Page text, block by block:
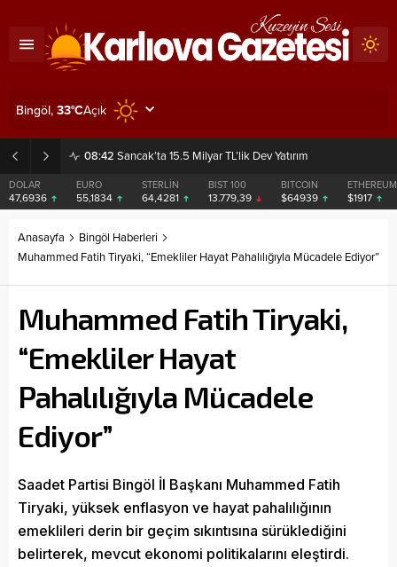
08:42 Sancak’ta 15.5 Milyar TL’lik Dev Yatırım
DOLAR
47,6936
EURO
55,1834
STERLİN
64,4281
BIST 100
13.779,39
BITCOIN
$64939
ETHEREUM
$1917
Bingöl, 33°CAçık
Anasayfa
Bingöl Haberleri
Muhammed Fatih Tiryaki, “Emekliler Hayat Pahalılığıyla Mücadele Ediyor”
Muhammed Fatih Tiryaki,
“Emekliler Hayat
Pahalılığıyla Mücadele
Ediyor”
Saadet Partisi Bingöl İl Başkanı Muhammed Fatih
Tiryaki, yüksek enflasyon ve hayat pahalılığının
emeklileri derin bir geçim sıkıntısına sürüklediğini
belirterek, mevcut ekonomi politikalarını eleştirdi.